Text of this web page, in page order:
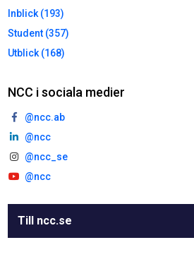
Inblick (193)
Student (357)
Utblick (168)
NCC i sociala medier
@ncc.ab
@ncc
@ncc_se
@ncc
Till ncc.se